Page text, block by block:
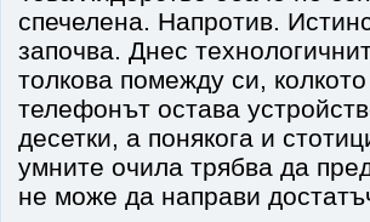
спечелена. Напротив.
започва. Днес
толкова помежду си,
телефонът остава
десетки, а понякога и
умните очила трябва да
не може да направи